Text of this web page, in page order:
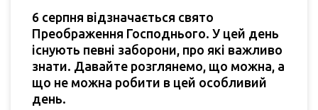
6 серпня відзначається свято
Преображення Господнього. У цей день
існують певні заборони, про які важливо
знати. Давайте розглянемо, що можна, а
що не можна робити в цей особливий
день.